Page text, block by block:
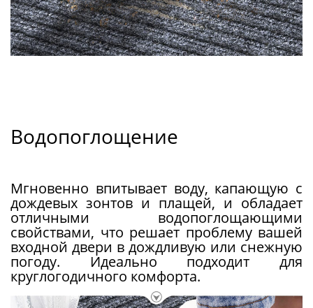
Водопоглощение
Мгновенно впитывает воду, капающую с
дождевых зонтов и плащей, и обладает
отличными водопоглощающими
свойствами, что решает проблему вашей
входной двери в дождливую или снежную
погоду. Идеально подходит для
круглогодичного комфорта.